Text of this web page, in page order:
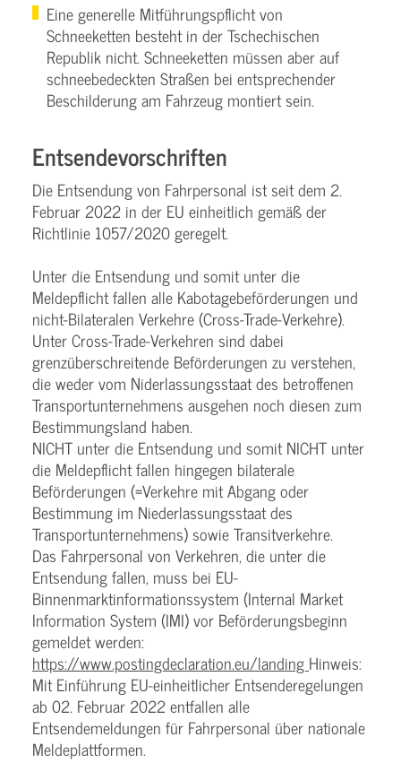
Eine generelle Mitführungspflicht von
Schneeketten besteht in der Tschechischen
Republik nicht. Schneeketten müssen aber auf
schneebedeckten Straßen bei entsprechender
Beschilderung am Fahrzeug montiert sein.
Entsendevorschriften
Die Entsendung von Fahrpersonal ist seit dem 2.
Februar 2022 in der EU einheitlich gemäß der
Richtlinie 1057/2020 geregelt.
Unter die Entsendung und somit unter die
Meldepflicht fallen alle Kabotagebeförderungen und
nicht-Bilateralen Verkehre (Cross-Trade-Verkehre).
Unter Cross-Trade-Verkehren sind dabei
grenzüberschreitende Beförderungen zu verstehen,
die weder vom Niderlassungsstaat des betroffenen
Transportunternehmens ausgehen noch diesen zum
Bestimmungsland haben.
NICHT unter die Entsendung und somit NICHT unter
die Meldepflicht fallen hingegen bilaterale
Beförderungen (=Verkehre mit Abgang oder
Bestimmung im Niederlassungsstaat des
Transportunternehmens) sowie Transitverkehre.
Das Fahrpersonal von Verkehren, die unter die
Entsendung fallen, muss bei EU-
Binnenmarktinformationssystem (Internal Market
Information System (IMI) vor Beförderungsbeginn
gemeldet werden:
https://www.postingdeclaration.eu/landing Hinweis:
Mit Einführung EU-einheitlicher Entsenderegelungen
ab 02. Februar 2022 entfallen alle
Entsendemeldungen für Fahrpersonal über nationale
Meldeplattformen.